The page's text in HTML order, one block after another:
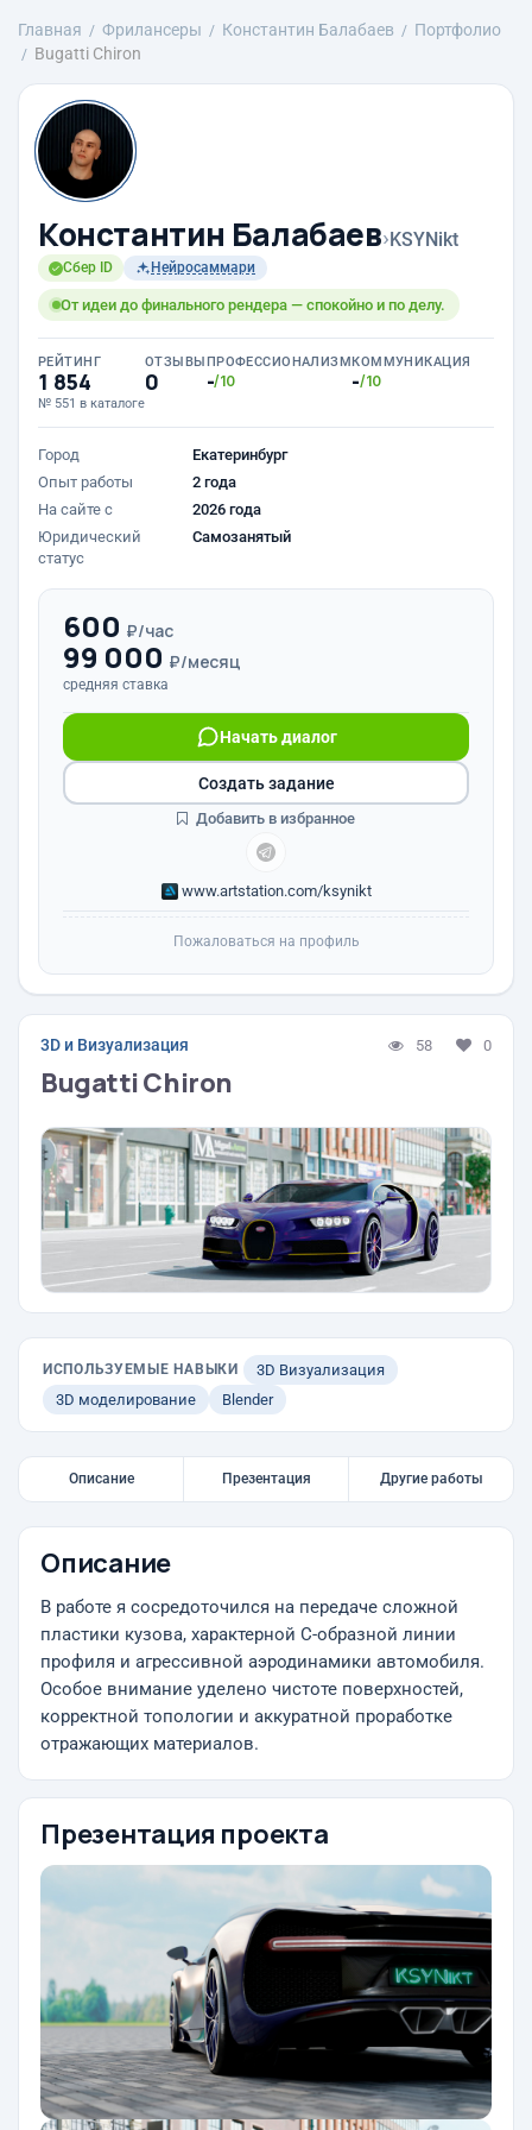
Главная Фрилансеры Константин Балабаев
Портфолио
Bugatti Chiron
Константин Балабаев›KSYNikt
Сбер ID Нейросаммари
От идеи до финального рендера — спокойно и по делу.
РЕЙТИНГ
1 854
№ 551 в каталоге
ОТЗЫВЫ
0
ПРОФЕССИОНАЛИЗМ
-/10
КОММУНИКАЦИЯ
-/10
Город
Екатеринбург
Опыт работы
2 года
На сайте с
2026 года
Юридический
статус
Самозанятый
600 ₽/час
99 000 ₽/месяц
средняя ставка
Начать диалог
www.artstation.com/ksynikt
Создать задание
Добавить в избранное
Пожаловаться на профиль
3D и Визуализация 58 0
Bugatti Chiron
ИСПОЛЬЗУЕМЫЕ НАВЫКИ
3D Визуализация
3D моделирование
Blender
Описание Презентация Другие работы
Описание
В работе я сосредоточился на передаче сложной
пластики кузова, характерной С-образной линии
профиля и агрессивной аэродинамики автомобиля.
Особое внимание уделено чистоте поверхностей,
корректной топологии и аккуратной проработке
отражающих материалов.
Презентация проекта